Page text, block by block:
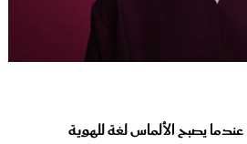
يصبح الألماس لغة للهوية